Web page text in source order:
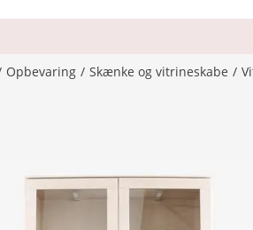
Opbevaring Skænke og vitrineskabe